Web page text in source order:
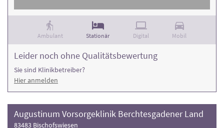
Ambulant Stationär Digital Mobil
Leider noch ohne Qualitätsbewertung
Sie sind Klinikbetreiber?
Hier anmelden
Augustinum Vorsorgeklinik Berchtesgadener Land
83483 Bischofswiesen